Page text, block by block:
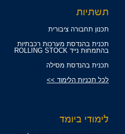
תשתיות
תכנון תחבורה ציבורית
תכנית בהנדסת מערכות רכבתיות
בהתמחות נייד ROLLING STOCK
תכנית בהנדסת מסילה
לכל תכניות הלימוד >>
לימודי ביומד